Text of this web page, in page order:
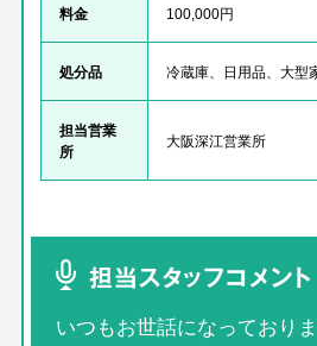
料金 100,000円
処分品 冷蔵庫、日用品、大型
担当営業
所
大阪深江営業所
担当スタッフコメント
いつもお世話になっており